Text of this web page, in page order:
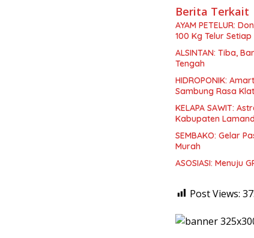
Berita Terkait
AYAM PETELUR:
100 Kg Telur Setiap
ALSINTAN: Tiba,
Tengah
HIDROPONIK:
Sambung Rasa
KELAPA SAWIT:
Kabupaten
SEMBAKO: Gelar
Murah
ASOSIASI: Menuju
Post Views: